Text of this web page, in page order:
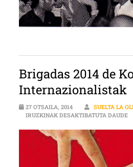
Brigadas 2014 de
Internazionalistak
27 OTSAILA, 2014 SUELTA LA
IRUZKINAK DESAKTIBATUTA DAUDE